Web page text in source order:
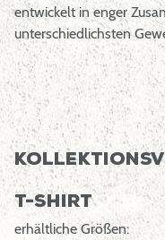
entwickelt in enger
unterschiedlichsten
T-Shirt
erhältliche Größen: